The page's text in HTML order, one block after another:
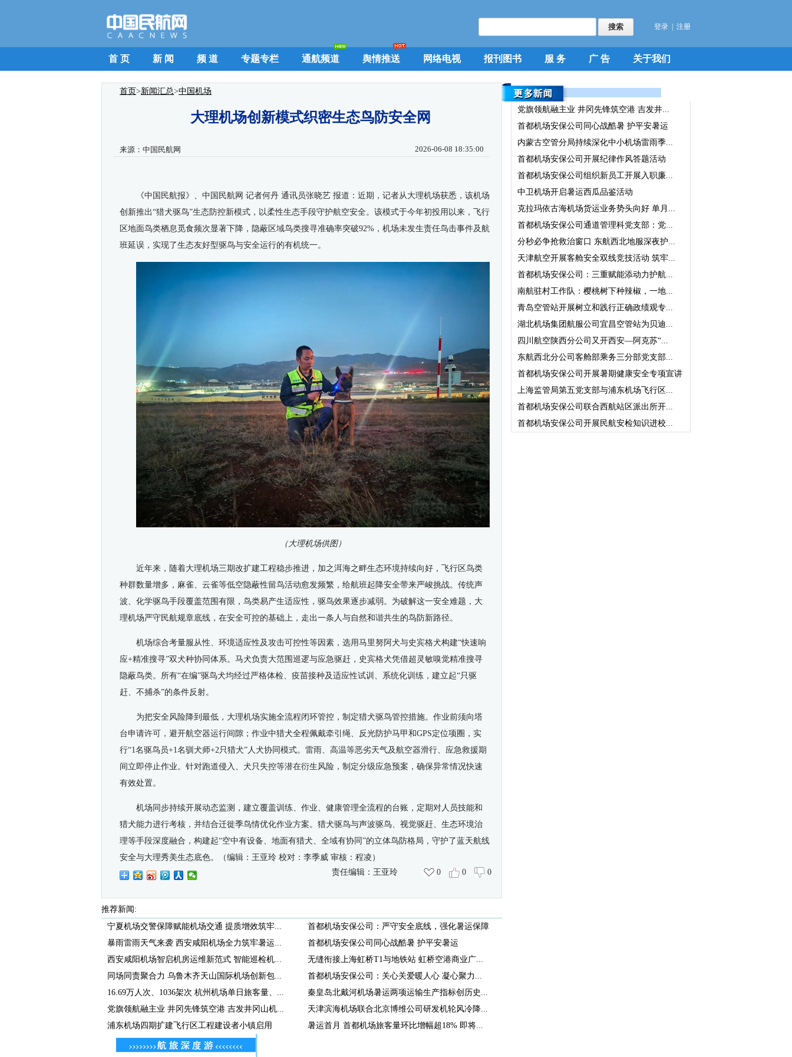
登录 注册
首 页 新 闻 频 道 专题专栏 通航频道 舆情推送 网络电视 报刊图书 服 务 广 告 关于我们
首页>新闻汇总>中国机场
大理机场创新模式织密生态鸟防安全网
来源： 中国民航网 2026-06-08 18:35:00
《中国民航报》、中国民航网 记者何丹 通讯员张晓艺 报道： 近期，记者从大理机场获悉，该机场
创新推出“猎犬驱鸟”生态防控新模式，以柔性生态手段守护航空安全。该模式于今年初投用以来，飞行
区地面鸟类栖息觅食频次显著下降，隐蔽区域鸟类搜寻准确率突破92%，机场未发生责任鸟击事件及航
班延误，实现了生态友好型驱鸟与安全运行的有机统一。
（大理机场供图）
近年来，随着大理机场三期改扩建工程稳步推进，加之洱海之畔生态环境持续向好，飞行区鸟类
种群数量增多，麻雀、云雀等低空隐蔽性留鸟活动愈发频繁，给航班起降安全带来严峻挑战。传统声
波、化学驱鸟手段覆盖范围有限，鸟类易产生适应性，驱鸟效果逐步减弱。为破解这一安全难题，大
理机场严守民航规章底线，在安全可控的基础上，走出一条人与自然和谐共生的鸟防新路径。
机场综合考量服从性、环境适应性及攻击可控性等因素，选用马里努阿犬与史宾格犬构建“快速响
应+精准搜寻”双犬种协同体系。马犬负责大范围巡逻与应急驱赶，史宾格犬凭借超灵敏嗅觉精准搜寻
隐蔽鸟类。所有“在编”驱鸟犬均经过严格体检、疫苗接种及适应性试训、系统化训练，建立起“只驱
赶、不捕杀”的条件反射。
为把安全风险降到最低，大理机场实施全流程闭环管控，制定猎犬驱鸟管控措施。作业前须向塔
台申请许可，避开航空器运行间隙；作业中猎犬全程佩戴牵引绳、反光防护马甲和GPS定位项圈，实
行“1名驱鸟员+1名驯犬师+2只猎犬”人犬协同模式。雷雨、高温等恶劣天气及航空器滑行、应急救援期
间立即停止作业。针对跑道侵入、犬只失控等潜在衍生风险，制定分级应急预案，确保异常情况快速
有效处置。
机场同步持续开展动态监测，建立覆盖训练、作业、健康管理全流程的台账，定期对人员技能和
猎犬能力进行考核，并结合迁徙季鸟情优化作业方案。猎犬驱鸟与声波驱鸟、视觉驱赶、生态环境治
理等手段深度融合，构建起“空中有设备、地面有猎犬、全域有协同”的立体鸟防格局，守护了蓝天航线
安全与大理秀美生态底色。
（编辑：王亚玲 校对：李季威 审核：程凌）
责任编辑： 王亚玲 0 0 0
推荐新闻:
宁夏机场交警保障赋能机场交通 提质增效筑牢...
暴雨雷雨天气来袭 西安咸阳机场全力筑牢暑运...
西安咸阳机场智启机房运维新范式 智能巡检机...
同场同责聚合力 乌鲁木齐天山国际机场创新包...
16.69万人次、1036架次 杭州机场单日旅客量、...
党旗领航融主业 井冈先锋筑空港 吉发井冈山机...
浦东机场四期扩建飞行区工程建设者小镇启用
首都机场安保公司：严守安全底线，强化暑运保障
首都机场安保公司同心战酷暑 护平安暑运
无缝衔接上海虹桥T1与地铁站 虹桥空港商业广...
首都机场安保公司：关心关爱暖人心 凝心聚力...
秦皇岛北戴河机场暑运两项运输生产指标创历史...
天津滨海机场联合北京博维公司研发机轮风冷降...
暑运首月 首都机场旅客量环比增幅超18% 即将...
党旗领航融主业 井冈先锋筑空港 吉发井...
首都机场安保公司同心战酷暑 护平安暑运
内蒙古空管分局持续深化中小机场雷雨季...
首都机场安保公司开展纪律作风答题活动
首都机场安保公司组织新员工开展入职廉...
中卫机场开启暑运西瓜品鉴活动
克拉玛依古海机场货运业务势头向好 单月...
首都机场安保公司通道管理科党支部：党...
分秒必争抢救治窗口 东航西北地服深夜护...
天津航空开展客舱安全双线竞技活动 筑牢...
首都机场安保公司：三重赋能添动力护航...
南航驻村工作队：樱桃树下种辣椒，一地...
青岛空管站开展树立和践行正确政绩观专...
湖北机场集团航服公司宜昌空管站为贝迪...
四川航空陕西分公司又开西安—阿克苏“...
东航西北分公司客舱部乘务三分部党支部...
首都机场安保公司开展暑期健康安全专项宣讲
上海监管局第五党支部与浦东机场飞行区...
首都机场安保公司联合西航站区派出所开...
首都机场安保公司开展民航安检知识进校...